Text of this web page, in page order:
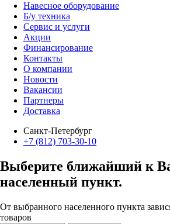
Навесное оборудование
Б/у техника
Сервис и услуги
Акции
Финансирование
Контакты
О компании
Новости
Вакансии
Партнеры
Доставка
Санкт-Петербург
+7 (812) 703-30-10
Выберите ближайший к
населенный пункт.
От выбранного населенного пункта
товаров